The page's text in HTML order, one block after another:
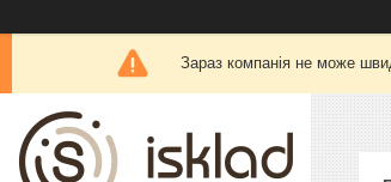
Зараз компанія не може